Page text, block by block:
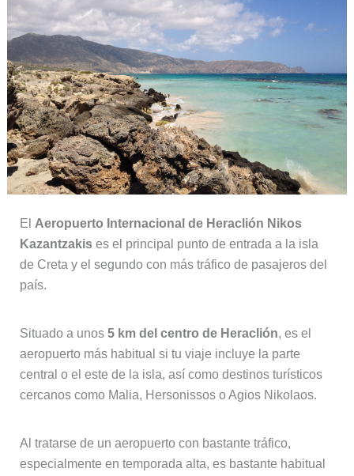
El Aeropuerto Internacional de Heraclión Nikos
Kazantzakises el principal punto de entrada a la isla
de Creta y el segundo con más tráfico de pasajeros del
país.
Situado a unos 5 km del centro de Heraclión, es el
aeropuerto más habitual si tu viaje incluye la parte
central o el este de la isla, así como destinos turísticos
cercanos como Malia, Hersonissos o Agios Nikolaos.
Al tratarse de un aeropuerto con bastante tráfico,
especialmente en temporada alta, es bastante habitual